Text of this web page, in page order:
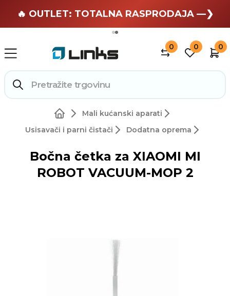
🏄 Zaslužuješ odmor —❯
🔥 OUTLET: TOTALNA RASPRODAJA —❯
0 0 0
Mali kućanski aparati
Usisavači i parni čistači
Dodatna oprema
Bočna četka za XIAOMI MI
ROBOT VACUUM-MOP 2